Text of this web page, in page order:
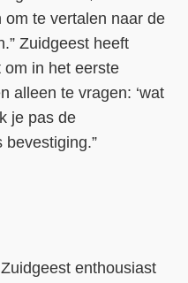
te vertalen naar de
Zuidgeest heeft
in het eerste
alleen te vragen: ‘wat
je pas de
enthousiast